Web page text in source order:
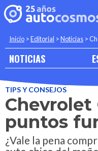
Inicio >Editorial >Noticias >
NOTICIAS
TIPS Y CONSEJOS
Chevrolet
puntos
¿Vale la pena